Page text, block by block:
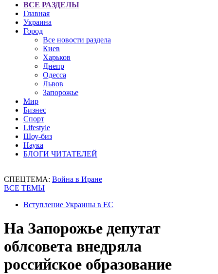
ВСЕ РАЗДЕЛЫ
Главная
Украина
Город
Все новости раздела
Киев
Харьков
Днепр
Одесса
Львов
Запорожье
Мир
Бизнес
Спорт
Lifestyle
Шоу-биз
Наука
БЛОГИ ЧИТАТЕЛЕЙ
СПЕЦТЕМА: Война в Иране
ВСЕ ТЕМЫ
Вступление Украины в ЕС
На Запорожье депутат
облсовета внедряла
российское образование